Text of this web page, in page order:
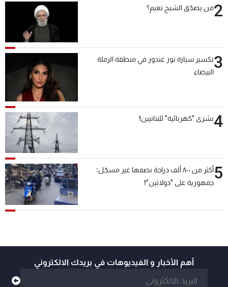
2من يصدّق الشيخ نعيم؟
3تكسير سيارة نور غندور في منطقة الرملة
البيضاء
4بشرى "كهربائية" للبنانيين!
5
أكثر من ٨٠٠ ألف دراجة نصفها غير مسجّل:
جمهورية على "دولابَين"!
أهم الأخبار و الفيديوهات في بريدك الالكتروني